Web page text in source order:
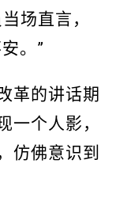
场直言，
。”
革的讲话期
一个人影，
仿佛意识到